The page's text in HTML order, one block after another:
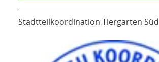
Stadtteilkoordination Tiergarten Süd